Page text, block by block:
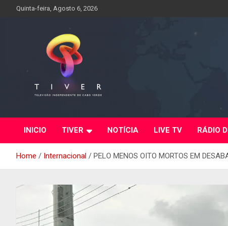
Quinta-feira, Agosto 6, 2026
INICIO TIVER NOTÍCIA LIVE TV RÁDIO
Home Internacional PELO MENOS OITO MORTOS EM